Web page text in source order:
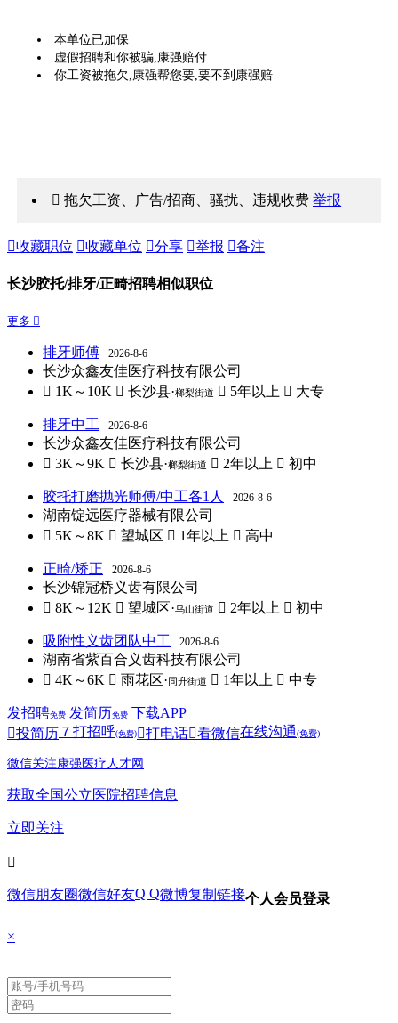
本单位已加保
虚假招聘和你被骗,康强赔付
你工资被拖欠,康强帮您要,要不到康强赔
 拖欠工资、广告/招商、骚扰、违规收费举报
收藏职位 收藏单位 分享 举报 备注
长沙胶托/排牙/正畸招聘相似职位
更多 
排牙师傅 2026-8-6
长沙众鑫友佳医疗科技有限公司
 1K～10K  长沙县·榔梨街道  5年以上  大专
排牙中工 2026-8-6
长沙众鑫友佳医疗科技有限公司
 3K～9K  长沙县·榔梨街道  2年以上  初中
胶托打磨抛光师傅/中工各1人 2026-8-6
湖南锭远医疗器械有限公司
 5K～8K  望城区  1年以上  高中
正畸/矫正 2026-8-6
长沙锦冠桥义齿有限公司
 8K～12K  望城区·乌山街道  2年以上  初中
吸附性义齿团队中工 2026-8-6
湖南省紫百合义齿科技有限公司
 4K～6K  雨花区·同升街道  1年以上  中专
发招聘免费 发简历免费 下载APP
投简历 ７ 打招呼(免费) 打电话看微信在线沟通(免费)
微信关注康强医疗人才网
获取全国公立医院招聘信息
立即关注

微信朋友圈微信好友Q Q微博复制链接个人会员登录
×